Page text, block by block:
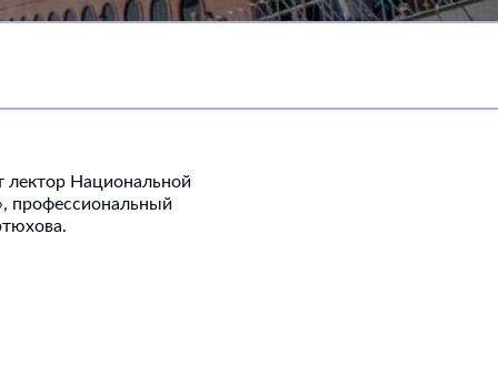
лектор Национальной
профессиональный